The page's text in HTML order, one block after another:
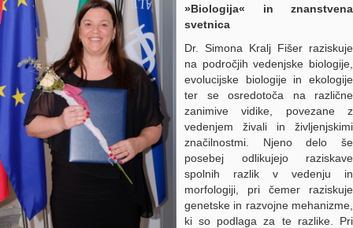
»Biologija« in znanstvena
svetnica
Dr. Simona Kralj Fišer raziskuje
na področjih vedenjske biologije,
evolucijske biologije in ekologije
ter se osredotoča na različne
zanimive vidike, povezane z
vedenjem živali in življenjskimi
značilnostmi. Njeno delo še
posebej odlikujejo raziskave
spolnih razlik v vedenju in
morfologiji, pri čemer raziskuje
genetske in razvojne mehanizme,
ki so podlaga za te razlike. Pri